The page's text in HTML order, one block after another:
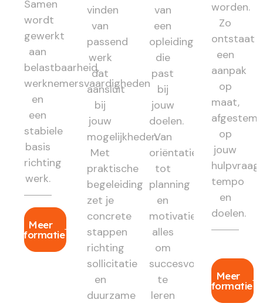
Samen
wordt
gewerkt
aan
belastbaarheid,
werknemersvaardigheden
en
een
stabiele
basis
richting
werk.
Meer
informatie
vinden
van
passend
werk
dat
aansluit
bij
jouw
mogelijkheden.
Met
praktische
begeleiding
zet je
concrete
stappen
richting
sollicitatie
en
duurzame
van
een
opleiding
die
past
bij
jouw
doelen.
Van
oriëntatie
tot
planning
en
motivatie:
alles
om
succesvol
te
leren
worden.
Zo
ontstaat
een
aanpak
op
maat,
op
jouw
hulpvraag,
tempo
en
doelen.
Meer
informatie